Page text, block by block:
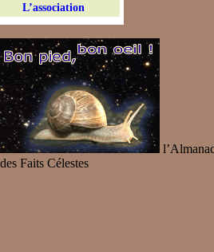
L’association
des Faits Célestes